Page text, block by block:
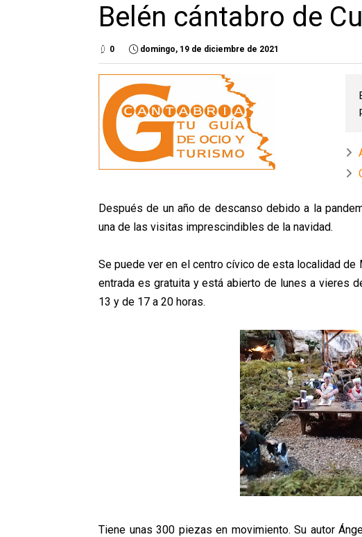
Belén cántabro de
0 domingo, 19 de diciembre de 2021
Después de un año de descanso debido a la
una de las visitas imprescindibles de la navidad.
Se puede ver en el centro cívico de esta localidad
entrada es gratuita y está abierto de lunes a vieres
13 y de 17 a 20 horas.
Tiene unas 300 piezas en movimiento. Su autor